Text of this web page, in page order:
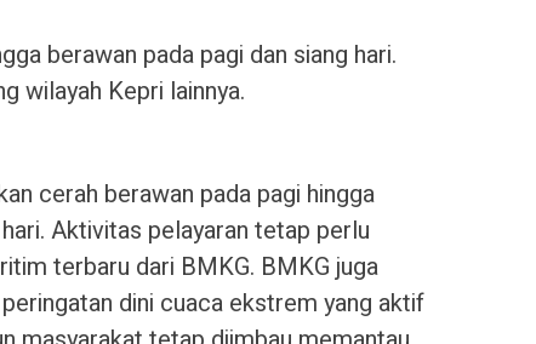
berawan pada pagi dan siang hari.
wilayah Kepri lainnya.
cerah berawan pada pagi hingga
Aktivitas pelayaran tetap perlu
terbaru dari BMKG. BMKG juga
dini cuaca ekstrem yang aktif